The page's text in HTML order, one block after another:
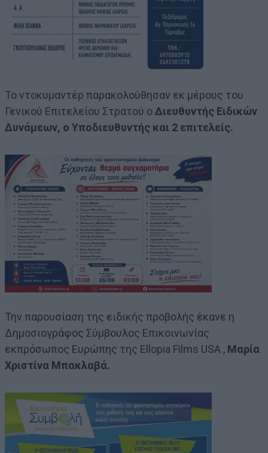
Το ντοκυμαντέρ παρακολούθησαν εκ μέρους του
Γενικού Επιτελείου Στρατού οΔιευθυντής Ειδικών
Δυνάμεων, ο Υποδιευθυντής και 2 επιτελείς.
Την παρουσίαση της ειδικής προβολής έκανε η
Δημοσιογράφος Σύμβουλος Επικοινωνίας
εκπρόσωπος Ευρώπης της Ellopia Films USA , Μαρία
Χριστίνα Μπακλαβά.